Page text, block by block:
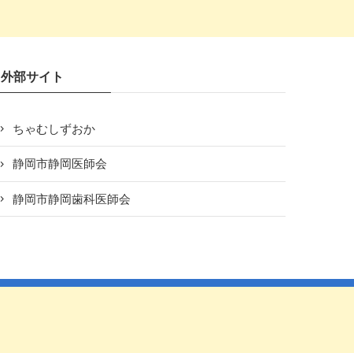
外部サイト
ちゃむしずおか
静岡市静岡医師会
静岡市静岡歯科医師会